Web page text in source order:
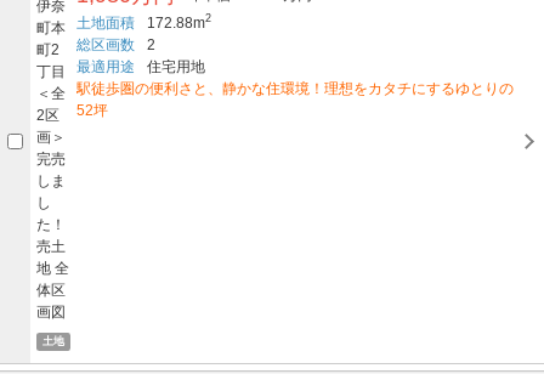
土地
土地面積
172.88m2
総区画数
2
最適用途
住宅用地
駅徒歩圏の便利さと、静かな住環境！理想をカタチにするゆとりの
52坪